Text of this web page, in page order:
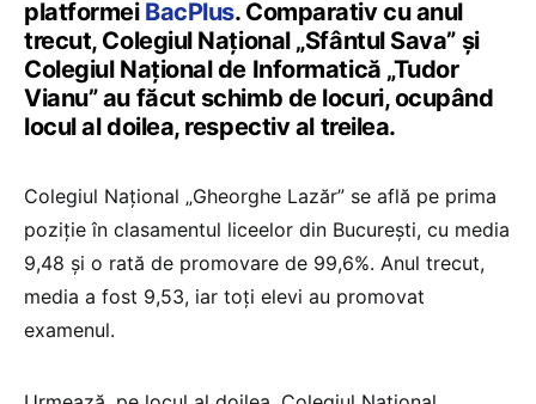
platformei BacPlus. Comparativ cu anul
trecut, Colegiul Național „Sfântul Sava” și
Colegiul Național de Informatică „Tudor
Vianu” au făcut schimb de locuri, ocupând
locul al doilea, respectiv al treilea.
Colegiul Național „Gheorghe Lazăr” se află pe prima
poziție în clasamentul liceelor din București, cu media
9,48 și o rată de promovare de 99,6%. Anul trecut,
media a fost 9,53, iar toți elevi au promovat
examenul.